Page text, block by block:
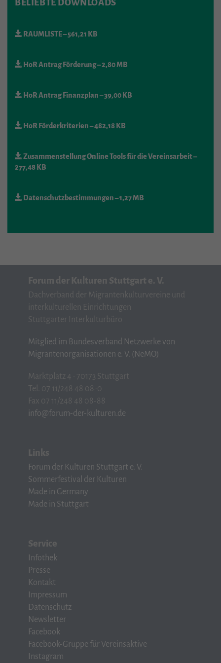
BELIEBTE DOWNLOADS
RAUMLISTE– 561,21 KB
HoR Antrag Förderung– 2,80 MB
HoR Antrag Finanzplan– 39,00 KB
HoR Förderkriterien– 482,18 KB
Zusammenstellung Online Tools für die Vereinsarbeit–
277,48 KB
Datenschutzbestimmungen– 1,27 MB
Forum der Kulturen Stuttgart e. V.
Dachverband der Migrantenkulturvereine und
interkulturellen Einrichtungen
Stuttgarter Interkulturbüro
Mitglied im Bundesverband Netzwerke von
Migrantenorganisationen e. V. (NeMO)
Marktplatz 4 · 70173 Stuttgart
Tel. 07 11/248 48 08-0
Fax 07 11/248 48 08-88
info@forum-der-kulturen.de
Links
Forum der Kulturen Stuttgart e. V.
Sommerfestival der Kulturen
Made in Germany
Made in Stuttgart
Service
Infothek
Presse
Kontakt
Impressum
Datenschutz
Newsletter
Facebook
Facebook-Gruppe für Vereinsaktive
Instagram